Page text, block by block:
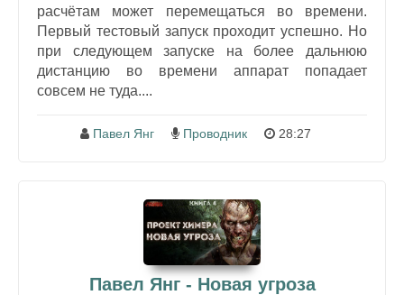
расчётам может перемещаться во времени.
Первый тестовый запуск проходит успешно. Но
при следующем запуске на более дальнюю
дистанцию во времени аппарат попадает
совсем не туда....
Павел Янг Проводник 28:27
Павел Янг - Новая угроза